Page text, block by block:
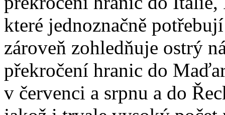
které jednoznačně
zároveň zohledňuje ostrý
překročení hranic do
v červenci a srpnu a do